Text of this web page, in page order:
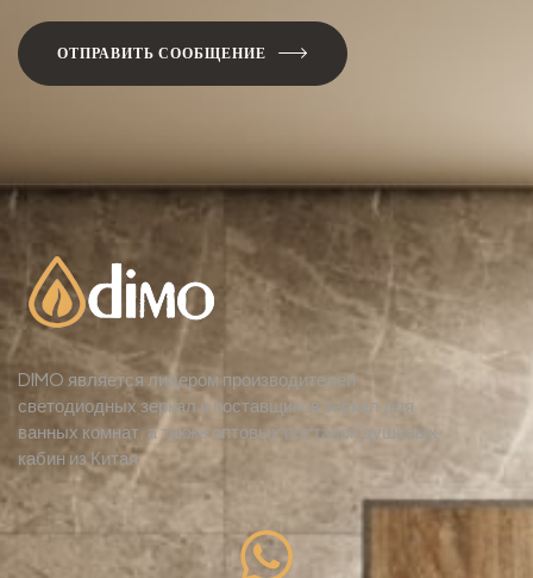
ОТПРАВИТЬ СООБЩЕНИЕ
DIMO является лидером производителей
светодиодных зеркал и поставщиков зеркал для
ванных комнат, а также оптовых поставок душевых
кабин из Китая.